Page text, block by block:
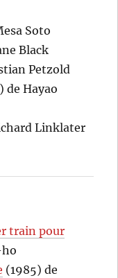
Soto
Black
Petzold
de Hayao
Linklater
train pour
ho
(1985) de